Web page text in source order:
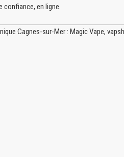
confiance, en ligne.